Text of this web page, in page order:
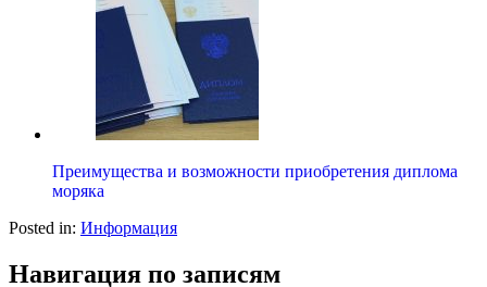
Преимущества и возможности приобретения диплома
моряка
Posted in: Информация
Навигация по записям